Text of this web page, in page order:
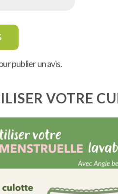
publier un avis.
VOTRE